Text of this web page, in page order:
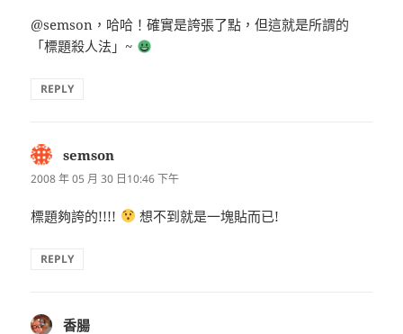
@semson，哈哈！確實是誇張了點，但這就是所謂的
「標題殺人法」~
REPLY
semson
示:
2008 年 05 月 30 日10:46 下午
標題夠誇的!!!! 想不到就是一塊貼而已!
REPLY
香腸